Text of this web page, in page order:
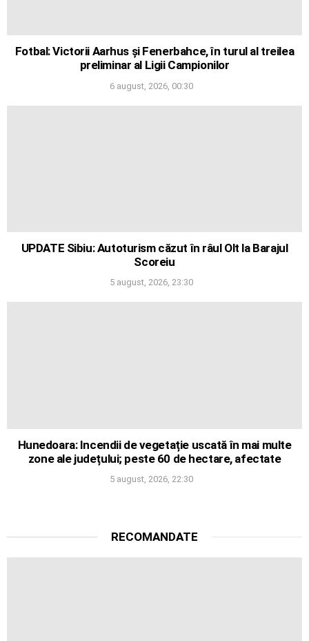
Fotbal: Victorii Aarhus și Fenerbahce, în turul al treilea
preliminar al Ligii Campionilor
6 august, 2026, 00:30
UPDATE Sibiu: Autoturism căzut în râul Olt la Barajul
Scoreiu
5 august, 2026, 23:30
Hunedoara: Incendii de vegetație uscată în mai multe
zone ale județului; peste 60 de hectare, afectate
5 august, 2026, 22:30
RECOMANDATE